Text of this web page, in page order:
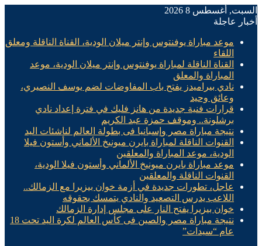
السبت, أغسطس 8 2026
أخبار عاجلة
موعد مباراة يوفنتوس وإنتر ميلان الودية، القناة الناقلة ومعلق
اللقاء
القناة الناقلة لمباراة يوفنتوس وإنتر ميلان الودية، موعد
المباراة والمعلق
نادي بيراميدز يفتح باب المفاوضات لضم يوسف النصيري،
وعائق وحيد
قرارات فنية جديدة من هانز فليك في فترة إعداد نادي
برشلونة.. وموقف حمزة عبد الكريم
نتيجة مباراة مصر وإسبانيا فى بطولة العالم لناشئات اليد
القنوات الناقلة لمباراة بايرن ميونيخ الألماني وأستون فيلا
الودية، موعد المباراة والمعلقين
موعد مباراة بايرن ميونيخ الألماني وأستون فيلا الودية،
القنوات الناقلة والمعلقين
عاجل، تطورات جديدة في أزمة خوان بيزيرا مع الزمالك..
اللاعب يدرس التصعيد والنادي يتمسك بحقوقه
خوان بيزيرا يفتح النار على مجلس إدارة الزمالك
نتيجة مباراة مصر والصين فى كأس العالم لكرة اليد تحت 18
عام “سيدات”